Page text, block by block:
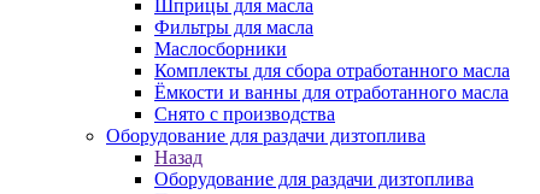
Шприцы для масла
Фильтры для масла
Маслосборники
Комплекты для сбора отработанного масла
Ёмкости и ванны для отработанного масла
Снято с производства
Оборудование для раздачи дизтоплива
Назад
Оборудование для раздачи дизтоплива